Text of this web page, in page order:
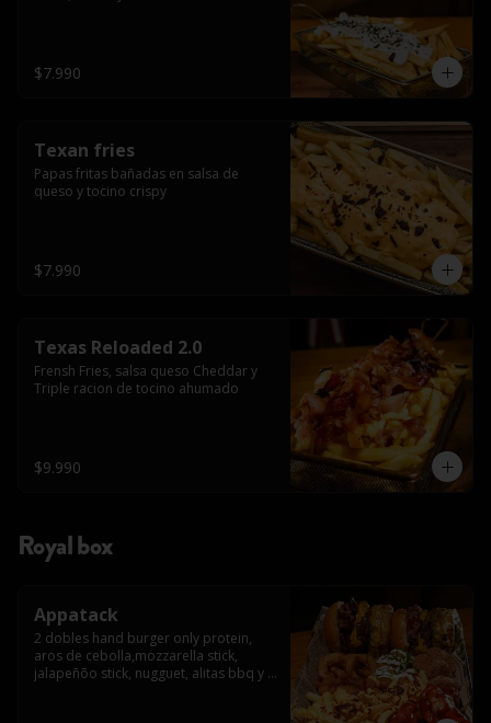
$7.990
Texan fries
Papas fritas bañadas en salsa de
queso y tocino crispy
$7.990
Texas Reloaded 2.0
Frensh Fries, salsa queso Cheddar y
Triple racion de tocino ahumado
$9.990
Royal box
Appatack
2 dobles hand burger only protein,
aros de cebolla,mozzarella stick,
jalapeñõo stick, nugguet, alitas bbq y